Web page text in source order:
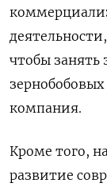
чтобы
компания.
Кроме того,
развитие